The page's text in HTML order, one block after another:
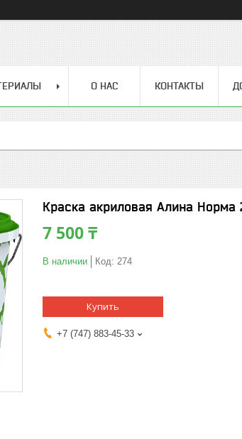
О НАС КОНТАКТЫ
Краска акриловая Алина Норма
7 500 ₸
В наличии Код: 274
Купить
+7 (747) 883-45-33